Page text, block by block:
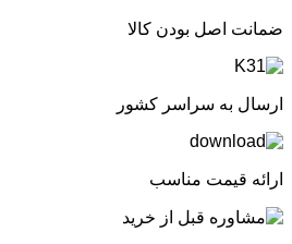
ضمانت اصل بودن کالا
ارسال به سراسر کشور
ارائه قیمت مناسب